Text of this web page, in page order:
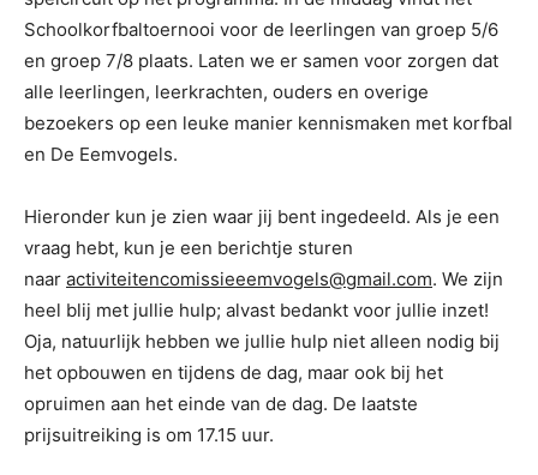
Schoolkorfbaltoernooi voor de leerlingen van groep 5/6
en groep 7/8 plaats. Laten we er samen voor zorgen dat
alle leerlingen, leerkrachten, ouders en overige
bezoekers op een leuke manier kennismaken met korfbal
en De Eemvogels.
Hieronder kun je zien waar jij bent ingedeeld. Als je een
vraag hebt, kun je een berichtje sturen
naar activiteitencomissieeemvogels@gmail.com. We zijn
heel blij met jullie hulp; alvast bedankt voor jullie inzet!
Oja, natuurlijk hebben we jullie hulp niet alleen nodig bij
het opbouwen en tijdens de dag, maar ook bij het
opruimen aan het einde van de dag. De laatste
prijsuitreiking is om 17.15 uur.